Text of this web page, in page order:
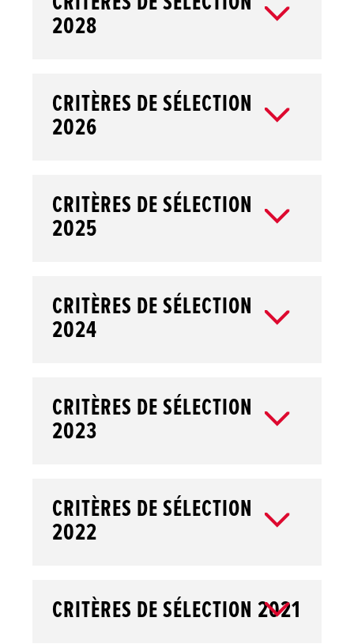
2028
CRITÈRES DE SÉLECTION
2026
CRITÈRES DE SÉLECTION
2025
CRITÈRES DE SÉLECTION
2024
CRITÈRES DE SÉLECTION
2023
CRITÈRES DE SÉLECTION
2022
CRITÈRES DE SÉLECTION 2021